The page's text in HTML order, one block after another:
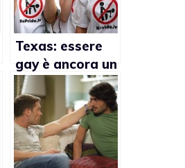
Texas: essere
gay è ancora un
reato